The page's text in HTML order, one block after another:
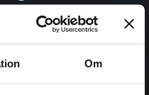
Om
vägar
Lydia Sandgren,
om hur viktigt Roy
henne. Det har